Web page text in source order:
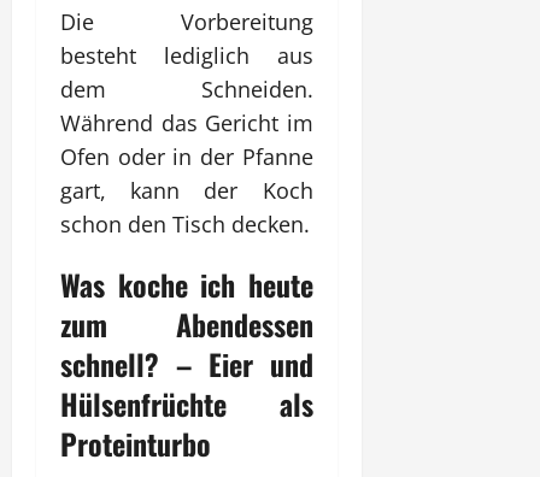
Die Vorbereitung
besteht lediglich aus
dem Schneiden.
Während das Gericht im
Ofen oder in der Pfanne
gart, kann der Koch
schon den Tisch decken.
Was koche ich heute
zum Abendessen
schnell? – Eier und
Hülsenfrüchte als
Proteinturbo